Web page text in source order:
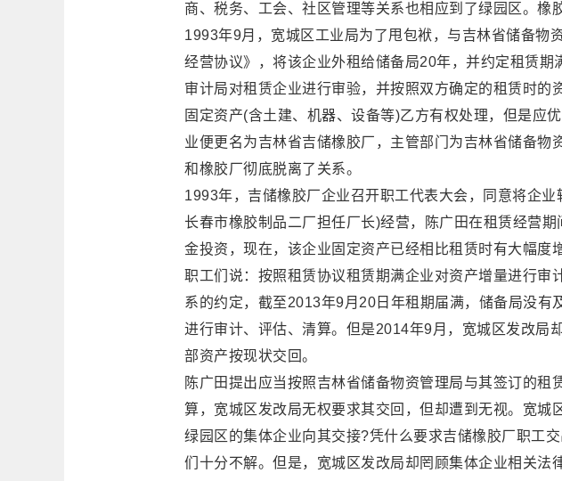
商、税务、工会、社区管理等关系也相应到了绿园区。橡
1993年9月，宽城区工业局为了甩包袱，与吉林省储备物
经营协议》，将该企业外租给储备局20年，并约定租赁期
审计局对租赁企业进行审验，并按照双方确定的租赁时的
固定资产(含土建、机器、设备等)乙方有权处理，但是应
业便更名为吉林省吉储橡胶厂，主管部门为吉林省储备物
和橡胶厂彻底脱离了关系。
1993年，吉储橡胶厂企业召开职工代表大会，同意将企
长春市橡胶制品二厂担任厂长)经营，陈广田在租赁经营
金投资，现在，该企业固定资产已经相比租赁时有大幅度
职工们说：按照租赁协议租赁期满企业对资产增量进行审
系的约定，截至2013年9月20日年租期届满，储备局没有
进行审计、评估、清算。但是2014年9月，宽城区发改局
部资产按现状交回。
陈广田提出应当按照吉林省储备物资管理局与其签订的租
算，宽城区发改局无权要求其交回，但却遭到无视。宽城
绿园区的集体企业向其交接?凭什么要求吉储橡胶厂职工
们十分不解。但是，宽城区发改局却罔顾集体企业相关法